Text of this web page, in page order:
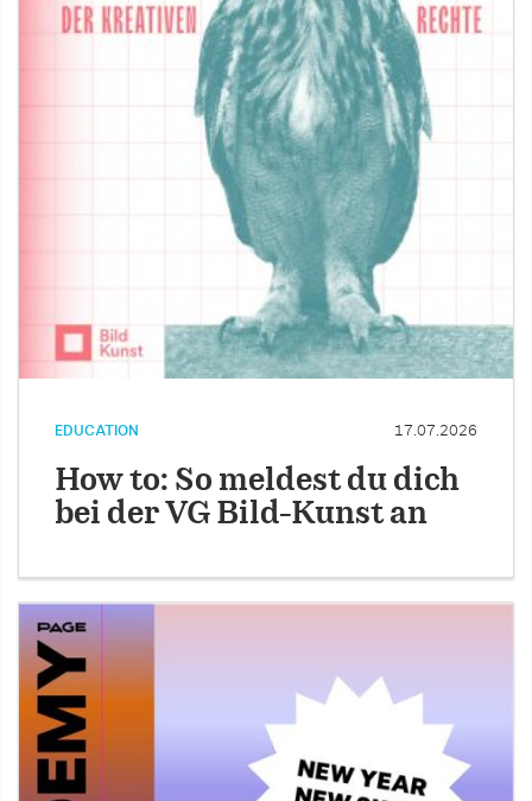
EDUCATION 17.07.2026
How to: So meldest du dich
bei der VG Bild-Kunst an